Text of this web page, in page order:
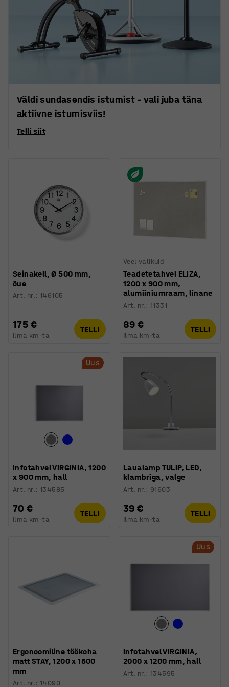
Väldi sundasendis istumist - vali juba täna
aktiivne istumisviis!
Telli siit
Seinakell, Ø 500 mm,
õue
Art. nr.:146105
175 €
Ilma km-ta
TELLI
Veel valikuid
Teadetetahvel ELIZA,
1200 x 900 mm,
alumiiniumraam, linane
Art. nr.:11331
89 €
Ilma km-ta
TELLI
Uus
Infotahvel VIRGINIA, 1200
x 900 mm, hall
Art. nr.:134585
70 €
Ilma km-ta
TELLI
Laualamp TULIP, LED,
klambriga, valge
Art. nr.: 91603
39 €
Ilma km-ta
TELLI
Ergonoomiline töökoha
matt STAY, 1200 x 1500
mm
Art. nr.:14090
Uus
Infotahvel VIRGINIA,
2000 x 1200 mm, hall
Art. nr.:134595